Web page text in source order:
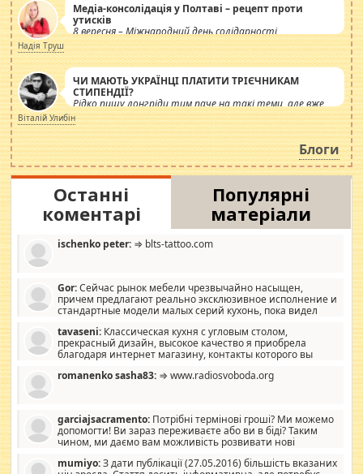
Медіа-консолідація у Полтаві – рецепт проти
утисків
8 вересня – Міжнародний день солідарності
журналістів.
Надія Труш
ЧИ МАЮТЬ УКРАЇНЦІ ПЛАТИТИ ТРІЄЧНИКАМ
СТИПЕНДІЇ?
Рідко пишу лонгріди тим паче на такі теми, але вже
просто дістало! Обурюють сьогоднішні інсенуації
навколо стипендіального питання. Штучно
роздувається ще одна соціальна катастрофа.
Віталій Улибін
Блоги
Останні
коментарі
Популярні
матеріали
ischenko peter: ⇒ blts-tattoo.com
Gor:Сейчас рынок мебели чрезвычайно насыщен,
причем предлагают реально эксклюзивное исполнение и
стандартные модели малых серий кухонь, пока видел
стандартные формы, в MebelOk, креативненько и что главное -
со вкусом все в порядке, без ненужных наворотов удорожающих
мебель, а это не последний фактор.
tavaseni: Классическая кухня с угловым столом,
прекрасный дизайн, высокое качество я приобрела
благодаря интернет магазину, контакты которого вы
romanenko sasha83: ⇒ www.radiosvoboda.org
garciajsacramento: Потрібні термінові гроші? Ми можемо
допомогти! Ви зараз переживаєте або ви в біді? Таким
чином, ми даємо вам можливість розвивати нові
допомагати людям, які намагаються дати їм шанс. Кожен
mumiyo:З дати публікації (27.05.2016) більшість вказаних